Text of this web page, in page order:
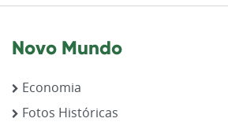
Novo Mundo
Economia
Fotos Históricas